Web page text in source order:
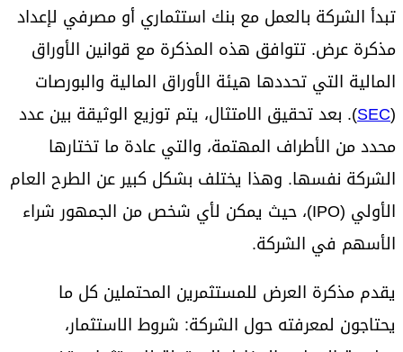
تبدأ الشركة بالعمل مع بنك استثماري أو مصرفي لإعداد
مذكرة عرض. تتوافق هذه المذكرة مع قوانين الأوراق
المالية التي تحددها هيئة الأوراق المالية والبورصات
(
SEC). بعد تحقيق الامتثال، يتم توزيع الوثيقة بين عدد
محدد من الأطراف المهتمة، والتي عادة ما تختارها
الشركة نفسها. وهذا يختلف بشكل كبير عن الطرح العام
الأولي (IPO)، حيث يمكن لأي شخص من الجمهور شراء
الأسهم في الشركة.
يقدم مذكرة العرض للمستثمرين المحتملين كل ما
يحتاجون لمعرفته حول الشركة: شروط الاستثمار،